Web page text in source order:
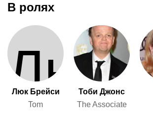
В ролях
Люк Брейси
Tom
Тоби Джонс
The Associate